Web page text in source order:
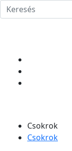
Csokrok
Csokrok